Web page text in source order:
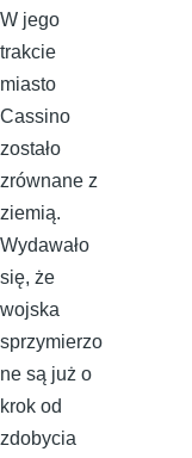
W jego
trakcie
miasto
Cassino
zostało
zrównane z
ziemią.
Wydawało
się, że
wojska
sprzymierzo
ne są już o
krok od
zdobycia